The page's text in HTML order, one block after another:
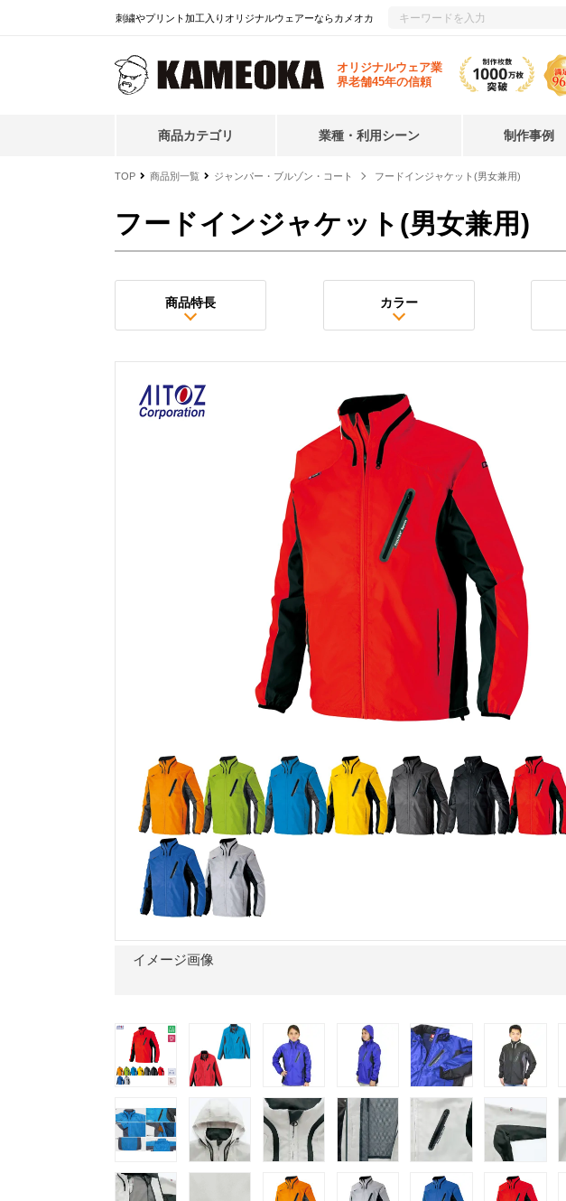
刺繍やプリント加工入りオリジナルウェアーならカメオカ
オリジナルウェア業
界老舗45年の信頼
商品カテゴリ 業種・利用シーン 制作事例
TOP 商品別一覧 ジャンパー・ブルゾン・コート フードインジャケット(男女兼用)
フードインジャケット(男女兼用)
商品特長 カラー
イメージ画像